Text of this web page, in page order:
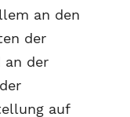
an den
der
an der
auf